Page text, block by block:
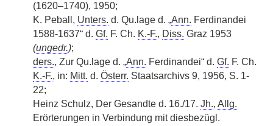
(1620–1740), 1950;
K. Peball, Unters. d. Qu.lage d. „Ann. Ferdinandei
1588-1637“ d. Gf. F. Ch. K.-F., Diss. Graz 1953
(ungedr.);
ders., Zur Qu.lage d. „Ann. Ferdinandei“ d. Gf. F. Ch.
K.-F., in: Mitt. d. Österr. Staatsarchivs 9, 1956, S. 1-
22;
Heinz Schulz, Der Gesandte d. 16./17. Jh., Allg.
Erörterungen in Verbindung mit diesbezügl.